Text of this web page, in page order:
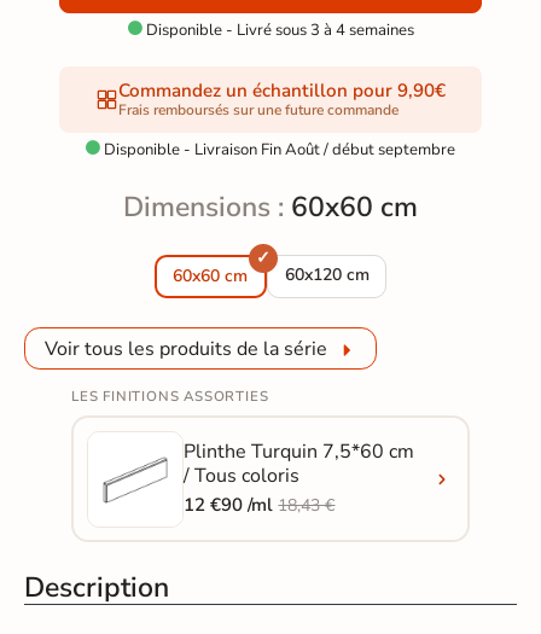
Disponible - Livré sous 3 à 4 semaines
Commandez un échantillon pour 9,90€
Frais remboursés sur une future commande
 Disponible - Livraison Fin Août / début septembre
Dimensions : 60x60 cm
60x60 cm 60x120 cm
Carrelage sol et mur poli effet
Voir tous les produits de la série
LES FINITIONS ASSORTIES
Plinthe Turquin 7,5*60 cm
/ Tous coloris
12 €90 /ml18,43 €
Description